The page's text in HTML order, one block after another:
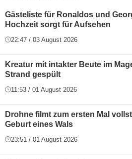
Gästeliste für Ronaldos und
Hochzeit sorgt für Aufsehen
22:47 / 03 August 2026
Kreatur mit intakter Beute im
Strand gespült
11:53 / 01 August 2026
Drohne filmt zum ersten Mal
Geburt eines Wals
23:51 / 01 August 2026